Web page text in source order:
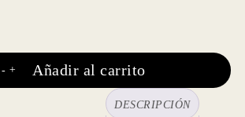
- + Añadir al carrito
DESCRIPCIÓN